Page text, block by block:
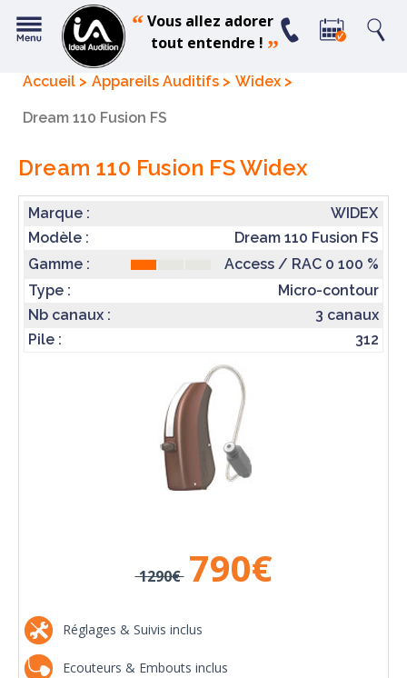
“Vous allez adorer
tout entendre ! ”
Accueil Appareils Auditifs Widex
Dream 110 Fusion FS
Dream 110 Fusion FSWidex
Marque :
WIDEX
Modèle :
Dream 110 Fusion FS
Gamme :
Access / RAC 0 100 %
Type :
Micro-contour
Nb canaux :
3 canaux
Pile :
312
1290€ 790€
Réglages & Suivis inclus
Ecouteurs & Embouts inclus